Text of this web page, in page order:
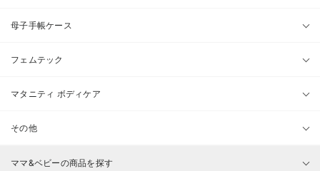
母子手帳ケース
フェムテック
マタニティ ボディケア
その他
ママ&ベビーの商品を探す